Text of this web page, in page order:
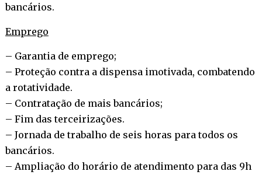
bancários.
Emprego
– Garantia de emprego;
– Proteção contra a dispensa imotivada, combatendo
a rotatividade.
– Contratação de mais bancários;
– Fim das terceirizações.
– Jornada de trabalho de seis horas para todos os
bancários.
– Ampliação do horário de atendimento para das 9h